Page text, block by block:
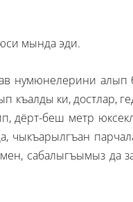
мында эди.
нумюнелерини
къалды ки, достлар,
дёрт-беш метр
чыкъарылгъан
сабалыгъымыз да